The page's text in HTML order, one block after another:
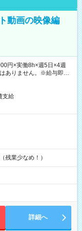
動画の映像編
円×実働8h×週5日×4週
ありません。※給与即受
支給
残業少なめ！）
詳細へ